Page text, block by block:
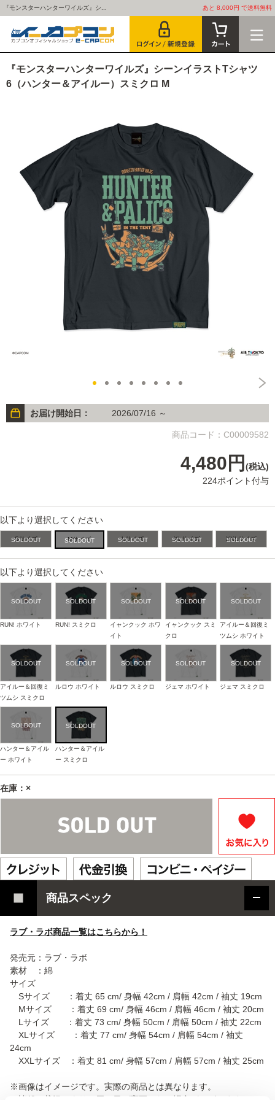
『モンスターハンターワイルズ』シ... あと 8,000円 で送料無料
『モンスターハンターワイルズ』シーンイラストTシャツ
6（ハンター＆アイルー）スミクロ M
お届け開始日： 2026/07/16 ～
商品コード：C00009582
4,480円 (税込)
224ポイント付与
以下より選択してください
Sサイズ Mサイズ Lサイズ XLサイズ XXLサイズ
以下より選択してください
RUN! ホワイト RUN! スミクロ
イャンクック ホワ
イト
イャンクック スミ
クロ
アイルー＆回復ミ
ツムシ ホワイト
アイルー＆回復ミ
ツムシ スミクロ
ルロウ ホワイト ルロウ スミクロ ジェマ ホワイト ジェマ スミクロ
ハンター＆アイル
ー ホワイト
ハンター＆アイル
ー スミクロ
在庫：×
商品スペック
ラブ・ラボ商品一覧はこちらから！
発売元：ラブ・ラボ
素材 ：綿
サイズ
Sサイズ ：着丈 65 cm/ 身幅 42cm / 肩幅 42cm / 袖丈 19cm
Mサイズ ：着丈 69 cm/ 身幅 46cm / 肩幅 46cm / 袖丈 20cm
Lサイズ ：着丈 73 cm/ 身幅 50cm / 肩幅 50cm / 袖丈 22cm
XLサイズ ：着丈 77 cm/ 身幅 54cm / 肩幅 54cm / 袖丈
24cm
XXLサイズ ：着丈 81 cm/ 身幅 57cm / 肩幅 57cm / 袖丈 25cm
※画像はイメージです。実際の商品とは異なります。